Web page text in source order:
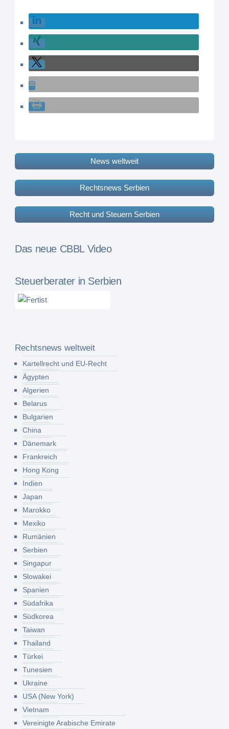
News weltweit
Rechtsnews Serbien
Recht und Steuern Serbien
Das neue CBBL Video
Steuerberater in Serbien
Rechtsnews weltweit
Kartellrecht und EU-Recht
Ägypten
Algerien
Belarus
Bulgarien
China
Dänemark
Frankreich
Hong Kong
Indien
Japan
Marokko
Mexiko
Rumänien
Serbien
Singapur
Slowakei
Spanien
Südafrika
Südkorea
Taiwan
Thailand
Türkei
Tunesien
Ukraine
USA (New York)
Vietnam
Vereinigte Arabische Emirate